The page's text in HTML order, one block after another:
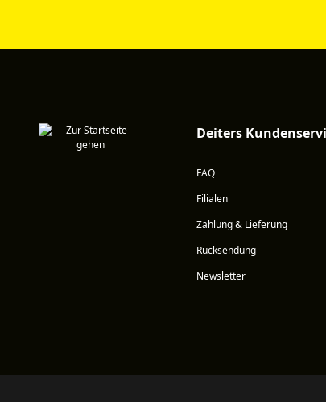
Deiters
FAQ
Filialen
Zahlung & Lieferung
Rücksendung
Newsletter